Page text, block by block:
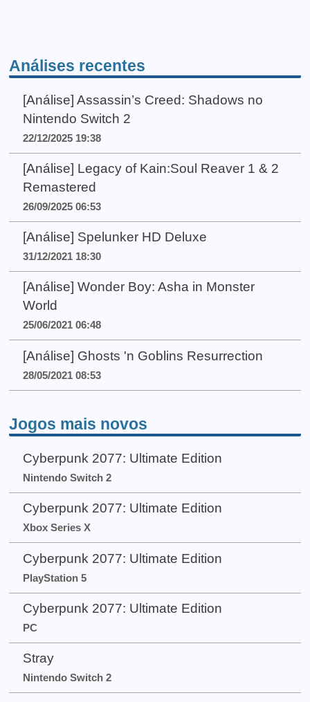
Análises recentes
[Análise] Assassin’s Creed: Shadows no
Nintendo Switch 2
22/12/2025 19:38
[Análise] Legacy of Kain:Soul Reaver 1 & 2
Remastered
26/09/2025 06:53
[Análise] Spelunker HD Deluxe
31/12/2021 18:30
[Análise] Wonder Boy: Asha in Monster
World
25/06/2021 06:48
[Análise] Ghosts 'n Goblins Resurrection
28/05/2021 08:53
Jogos mais novos
Cyberpunk 2077: Ultimate Edition
Nintendo Switch 2
Cyberpunk 2077: Ultimate Edition
Xbox Series X
Cyberpunk 2077: Ultimate Edition
PlayStation 5
Cyberpunk 2077: Ultimate Edition
PC
Stray
Nintendo Switch 2